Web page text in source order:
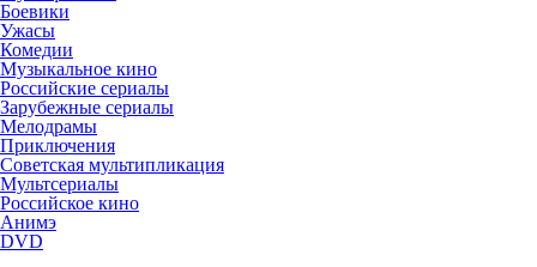
Боевики
Ужасы
Комедии
Музыкальное кино
Российские сериалы
Зарубежные сериалы
Мелодрамы
Приключения
Советская мультипликация
Мультсериалы
Российское кино
Анимэ
DVD